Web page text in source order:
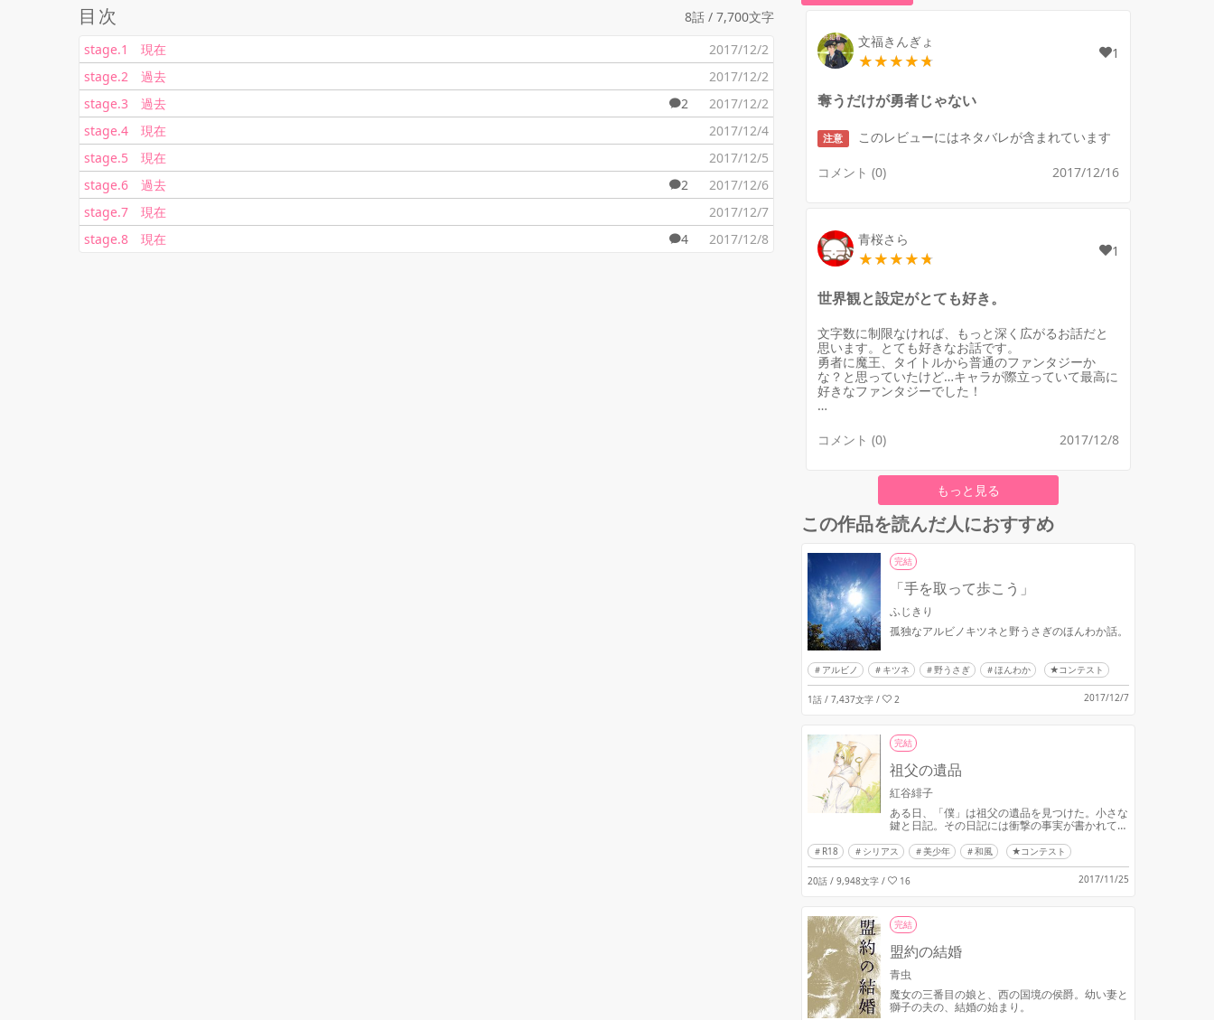
目次
8話 / 7,700文字
stage.1 現在
2017/12/2
stage.2 過去
2017/12/2
stage.3 過去
2
2017/12/2
stage.4 現在
2017/12/4
stage.5 現在
2017/12/5
stage.6 過去
2
2017/12/6
stage.7 現在
2017/12/7
stage.8 現在
4 2017/12/8
文福きんぎょ
1
奪うだけが勇者じゃない
注意 このレビューにはネタバレが含まれています
コメント (0) 2017/12/16
青桜さら
1
世界観と設定がとても好き。
文字数に制限なければ、もっと深く広がるお話だと
思います。とても好きなお話です。
勇者に魔王、タイトルから普通のファンタジーか
な？と思っていたけど…キャラが際立っていて最高に
好きなファンタジーでした！
好きです、ありがとうございました！
コメント (0) 2017/12/8
もっと見る
この作品を読んだ人におすすめ
完結
「手を取って歩こう」
ふじきり
孤独なアルビノキツネと野うさぎのほんわか話。
アルビノ キツネ 野うさぎ ほんわか ★コンテスト
1話 / 7,437文字 / 2 2017/12/7
完結
祖父の遺品
紅谷緋子
ある日、「僕」は祖父の遺品を見つけた。小さな
鍵と日記。その日記には衝撃の事実が書かれてい
R18 シリアス 美少年 和風 ★コンテスト
20話 / 9,948文字 / 16 2017/11/25
完結
盟約の結婚
青虫
魔女の三番目の娘と、西の国境の侯爵。幼い妻と
獅子の夫の、結婚の始まり。